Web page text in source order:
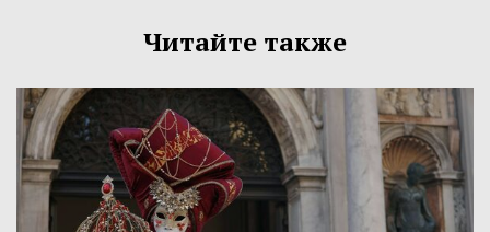
Читайте также